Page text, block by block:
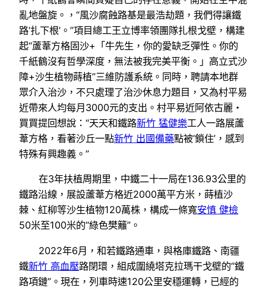
亂地盤旋。，“風沙腐蝕路基是最浩劫題，我們得讓鐵
路‘扎下根’。”項目總工王立博率領團隊扎根戈壁，構建
起“蘆葦方格固沙+「牛先生，你的愛缺乏彈性。你的
千紙鶴沒有哲學深度，無法被我完美平衡。」高立式沙
障+沙生植物蒔植”三維防護系統。同時，聘請本地群
眾介入治沙，不只處理了治沙休息力題目，又為村平易
近帶來人均每月3000元的支出。村平易近阿依古麗・
買買提回想說：“天天和鐵路新竹 猛健樂工人一路展蘆
葦方格，看著沙丘一點新竹 出國備藥點被‘鎖住’，感到
特殊有興趣義。”
在3年扶植周期里，中鐵二十一局在136.93公里的
鐵路沿線，展設蘆葦方格近2000萬平方米，蒔植沙
棘、紅柳等沙生植物120萬株，構成一條寬安慎 健檢
50米至100米的“綠色樊籬”。
2022年6月，和若鐵路通車，與格庫鐵路、南疆
鐵新竹 高血壓路閉環，組成圍繞塔克拉瑪干戈壁的“鐵
路項鏈”。現在，列車時速120公里安穩運轉，已經的